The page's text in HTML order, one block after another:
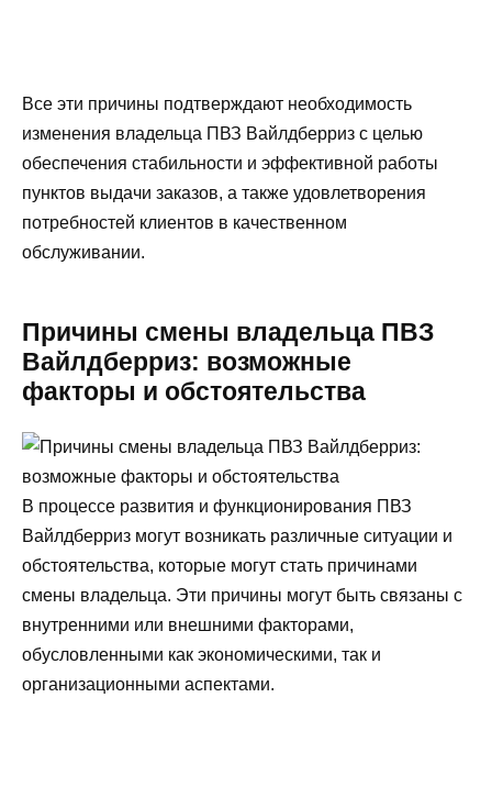
Все эти причины подтверждают необходимость
изменения владельца ПВЗ Вайлдберриз с целью
обеспечения стабильности и эффективной работы
пунктов выдачи заказов, а также удовлетворения
потребностей клиентов в качественном
обслуживании.
Причины смены владельца ПВЗ
Вайлдберриз: возможные
факторы и обстоятельства
В процессе развития и функционирования ПВЗ
Вайлдберриз могут возникать различные ситуации и
обстоятельства, которые могут стать причинами
смены владельца. Эти причины могут быть связаны с
внутренними или внешними факторами,
обусловленными как экономическими, так и
организационными аспектами.